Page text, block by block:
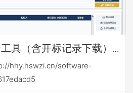
具（含开标记录下载）
hhy.hswzi.cn/software-